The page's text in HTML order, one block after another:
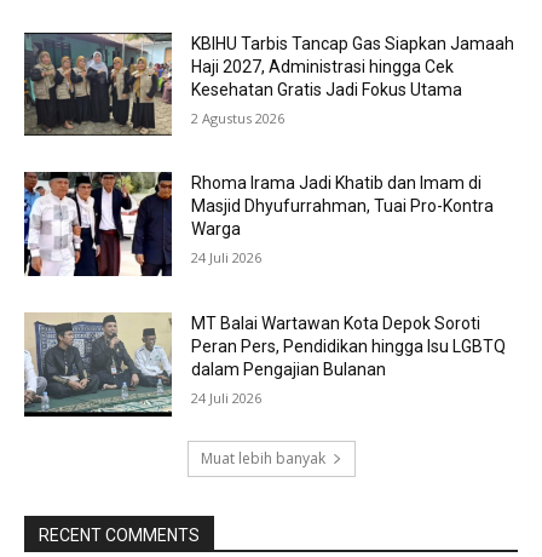
KBIHU Tarbis Tancap Gas Siapkan Jamaah
Haji 2027, Administrasi hingga Cek
Kesehatan Gratis Jadi Fokus Utama
2 Agustus 2026
Rhoma Irama Jadi Khatib dan Imam di
Masjid Dhyufurrahman, Tuai Pro-Kontra
Warga
24 Juli 2026
MT Balai Wartawan Kota Depok Soroti
Peran Pers, Pendidikan hingga Isu LGBTQ
dalam Pengajian Bulanan
24 Juli 2026
Muat lebih banyak
RECENT COMMENTS